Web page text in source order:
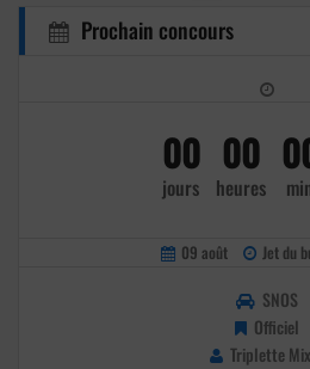
Prochain concours
00
jours
00
heures
09 août Jet du
SNOS
Officiel
Triplette